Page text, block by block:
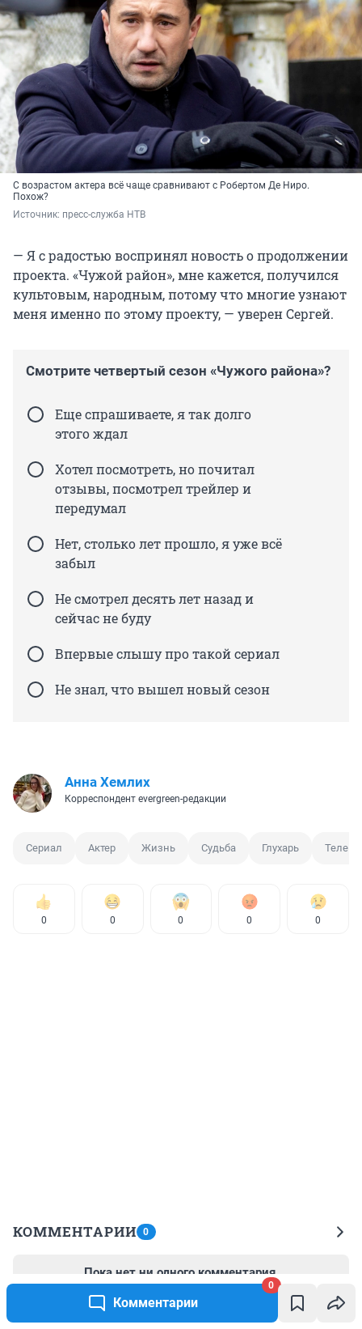
Комментарии
0
С возрастом актера всё чаще сравнивают с Робертом Де Ниро.
Похож?
Источник: пресс-служба НТВ
— Я с радостью воспринял новость о продолжении
проекта. «Чужой район», мне кажется, получился
культовым, народным, потому что многие узнают
меня именно по этому проекту, — уверен Сергей.
Смотрите четвертый сезон «Чужого района»?
Еще спрашиваете, я так долго
этого ждал
Хотел посмотреть, но почитал
отзывы, посмотрел трейлер и
передумал
Нет, столько лет прошло, я уже всё
забыл
Не смотрел десять лет назад и
сейчас не буду
Впервые слышу про такой сериал
Не знал, что вышел новый сезон
Анна Хемлих
Корреспондент evergreen-редакции
Сериал Актер Жизнь Судьба Глухарь
0 0 0 0 0
КОММЕНТАРИИ 0
Пока нет ни одного комментария.
Начните обсуждение первым!